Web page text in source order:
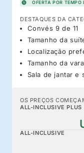
OFERTA POR TEMPO
DESTAQUES DA
Convés 9 de 11
Tamanho da
Localização
Tamanho da
Sala de jantar e
OS PREÇOS
ALL-INCLUSIVE PLUS
ALL-INCLUSIVE